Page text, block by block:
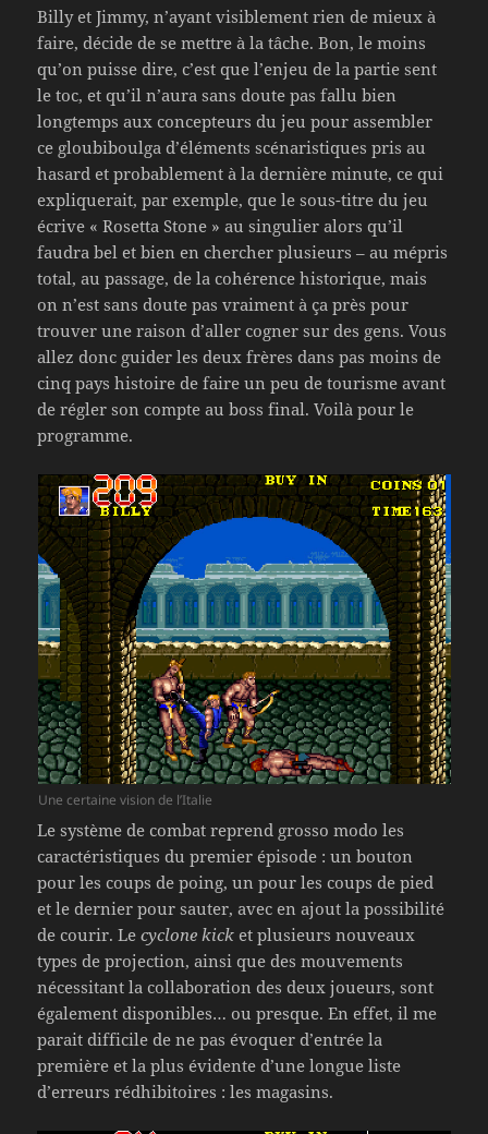
Billy et Jimmy, n’ayant visiblement rien de mieux à
faire, décide de se mettre à la tâche. Bon, le moins
qu’on puisse dire, c’est que l’enjeu de la partie sent
le toc, et qu’il n’aura sans doute pas fallu bien
longtemps aux concepteurs du jeu pour assembler
ce gloubiboulga d’éléments scénaristiques pris au
hasard et probablement à la dernière minute, ce qui
expliquerait, par exemple, que le sous-titre du jeu
écrive « Rosetta Stone » au singulier alors qu’il
faudra bel et bien en chercher plusieurs – au mépris
total, au passage, de la cohérence historique, mais
on n’est sans doute pas vraiment à ça près pour
trouver une raison d’aller cogner sur des gens. Vous
allez donc guider les deux frères dans pas moins de
cinq pays histoire de faire un peu de tourisme avant
de régler son compte au boss final. Voilà pour le
programme.
Une certaine vision de l’Italie
Le système de combat reprend grosso modo les
caractéristiques du premier épisode : un bouton
pour les coups de poing, un pour les coups de pied
et le dernier pour sauter, avec en ajout la possibilité
de courir. Lecyclone kick et plusieurs nouveaux
types de projection, ainsi que des mouvements
nécessitant la collaboration des deux joueurs, sont
également disponibles… ou presque. En effet, il me
parait difficile de ne pas évoquer d’entrée la
première et la plus évidente d’une longue liste
d’erreurs rédhibitoires : les magasins.